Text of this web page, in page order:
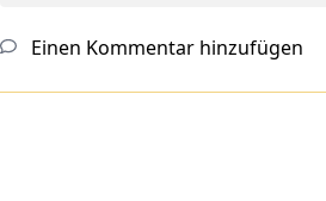
Einen Kommentar hinzufügen